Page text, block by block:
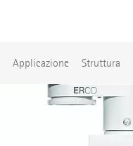
Applicazione Struttura